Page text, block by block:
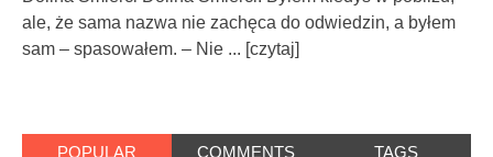
ale, że sama nazwa nie zachęca do odwiedzin, a byłem
sam – spasowałem. – Nie ... [czytaj]
POPULAR COMMENTS TAGS